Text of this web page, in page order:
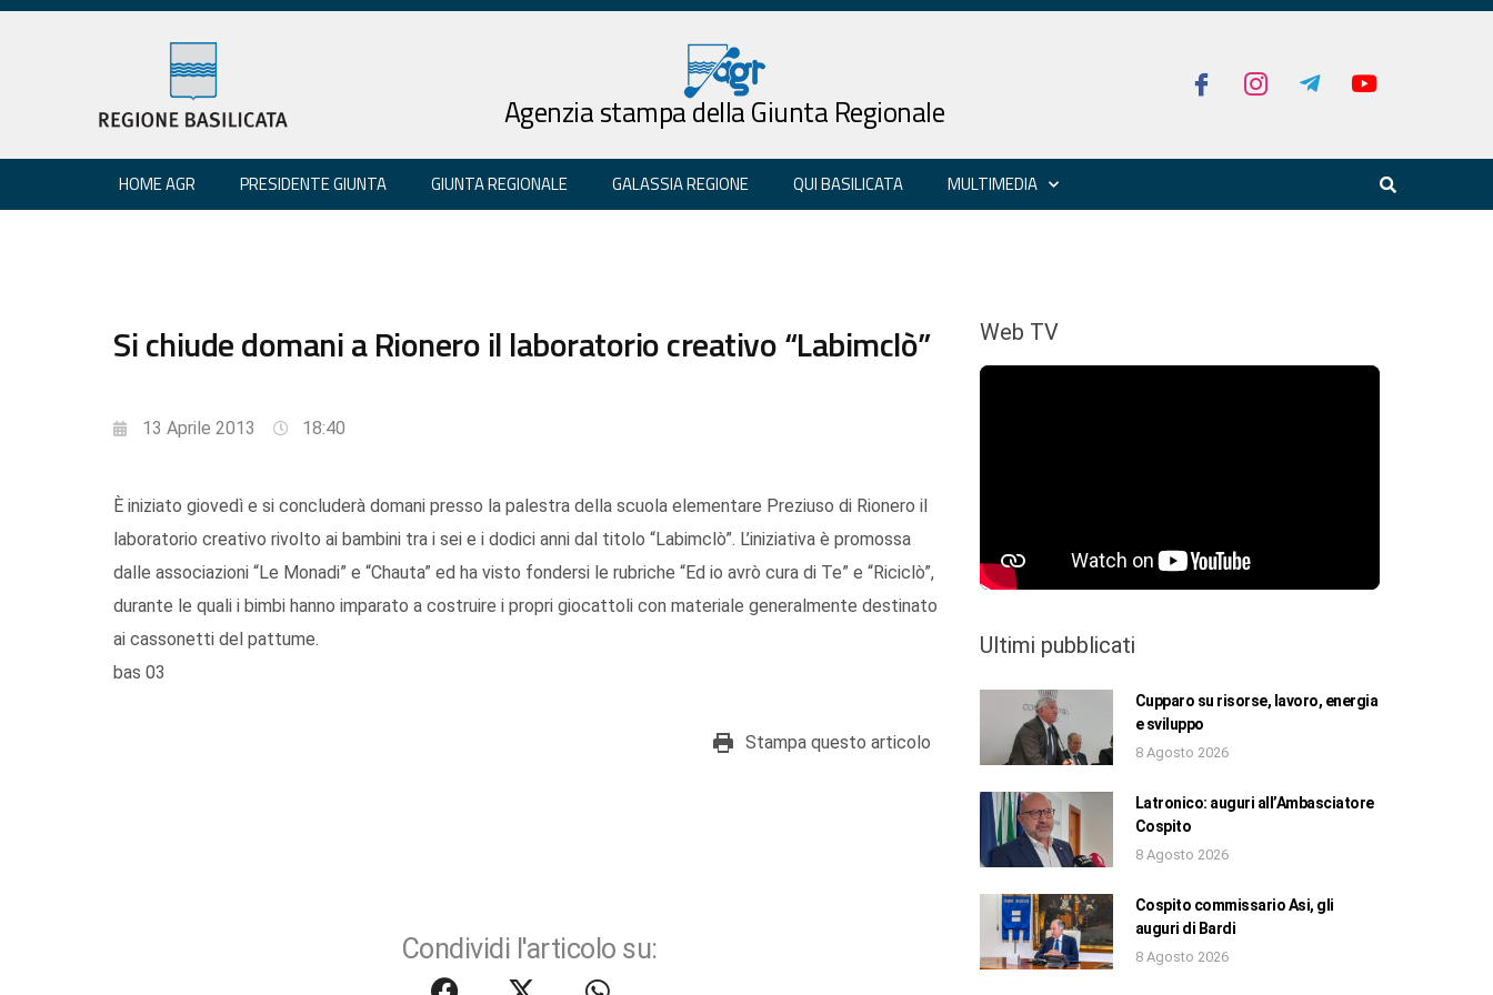
Agenzia stampa della Giunta Regionale
HOME AGR PRESIDENTE GIUNTA GIUNTA REGIONALE GALASSIA REGIONE QUI BASILICATA MULTIMEDIA
Si chiude domani a Rionero il laboratorio creativo “Labimclò”
13 Aprile 2013 18:40
È iniziato giovedì e si concluderà domani presso la palestra della scuola elementare Preziuso di Rionero il
laboratorio creativo rivolto ai bambini tra i sei e i dodici anni dal titolo “Labimclò”. L’iniziativa è promossa
dalle associazioni “Le Monadi” e “Chauta” ed ha visto fondersi le rubriche “Ed io avrò cura di Te” e “Riciclò”,
durante le quali i bimbi hanno imparato a costruire i propri giocattoli con materiale generalmente destinato
ai cassonetti del pattume.
bas 03
Stampa questo articolo
Condividi l'articolo su:
Web TV
Ultimi pubblicati
Cupparo su risorse, lavoro, energia
e sviluppo
8 Agosto 2026
Latronico: auguri all’Ambasciatore
Cospito
8 Agosto 2026
Cospito commissario Asi, gli
auguri di Bardi
8 Agosto 2026